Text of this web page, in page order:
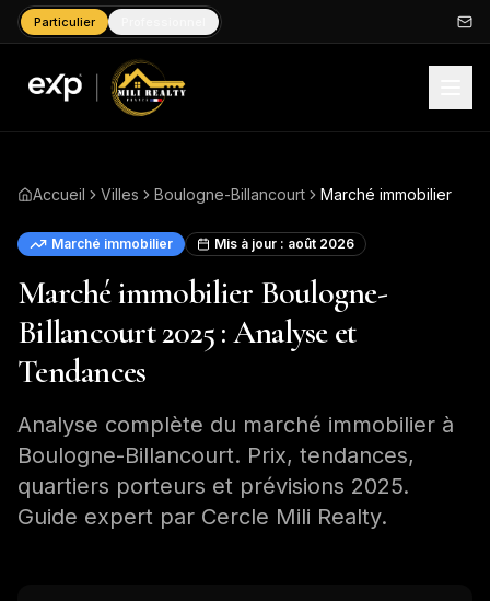
Particulier
Accueil Villes Boulogne-Billancourt Marché immobilier
Marché immobilier Mis à jour : août 2026
Marché immobilier Boulogne-
Billancourt 2025 : Analyse et
Tendances
Analyse complète du marché immobilier à
Boulogne-Billancourt. Prix, tendances,
quartiers porteurs et prévisions 2025.
Guide expert par Cercle Mili Realty.